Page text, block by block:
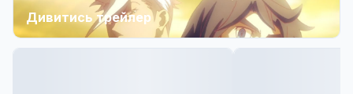
Дивитись трейлер